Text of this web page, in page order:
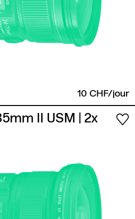
10 CHF/jour
II USM | 2x